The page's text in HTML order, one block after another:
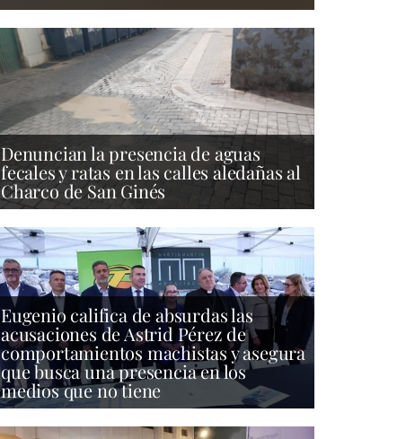
Denuncian la presencia de aguas
fecales y ratas en las calles aledañas al
Charco de San Ginés
Eugenio califica de absurdas las
acusaciones de Astrid Pérez de
comportamientos machistas y asegura
que busca una presencia en los
medios que no tiene